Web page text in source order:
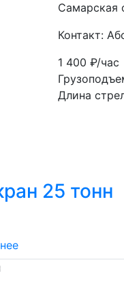
Самарская
Контакт:
1 400₽/час
Длина
25 тонн